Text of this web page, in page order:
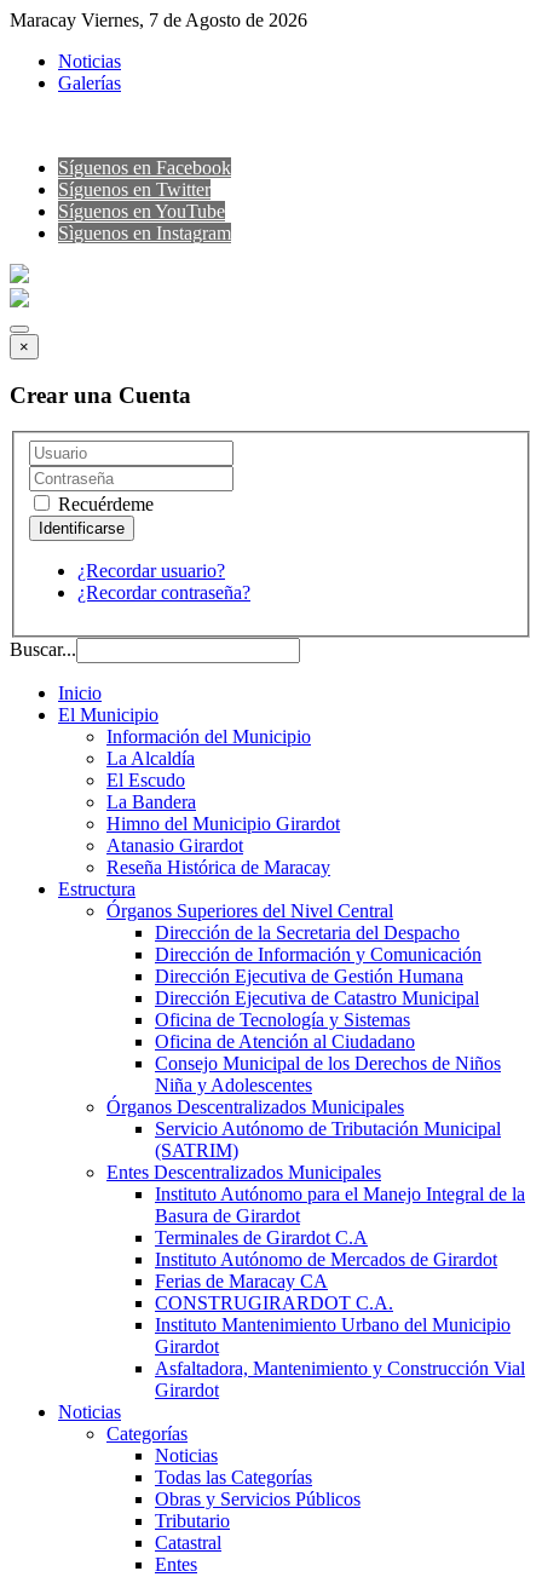
Maracay Viernes, 7 de Agosto de 2026
Noticias
Galerías
Síguenos en Facebook
Síguenos en Twitter
Síguenos en YouTube
Sìguenos en Instagram
×
Crear una Cuenta
Recuérdeme
¿Recordar usuario?
¿Recordar contraseña?
Buscar...
Inicio
El Municipio
Información del Municipio
La Alcaldía
El Escudo
La Bandera
Himno del Municipio Girardot
Atanasio Girardot
Reseña Histórica de Maracay
Estructura
Órganos Superiores del Nivel Central
Dirección de la Secretaria del Despacho
Dirección de Información y Comunicación
Dirección Ejecutiva de Gestión Humana
Dirección Ejecutiva de Catastro Municipal
Oficina de Tecnología y Sistemas
Oficina de Atención al Ciudadano
Consejo Municipal de los Derechos de Niños
Niña y Adolescentes
Órganos Descentralizados Municipales
Servicio Autónomo de Tributación Municipal
(SATRIM)
Entes Descentralizados Municipales
Instituto Autónomo para el Manejo Integral de la
Basura de Girardot
Terminales de Girardot C.A
Instituto Autónomo de Mercados de Girardot
Ferias de Maracay CA
CONSTRUGIRARDOT C.A.
Instituto Mantenimiento Urbano del Municipio
Girardot
Asfaltadora, Mantenimiento y Construcción Vial
Girardot
Noticias
Categorías
Noticias
Todas las Categorías
Obras y Servicios Públicos
Tributario
Catastral
Entes